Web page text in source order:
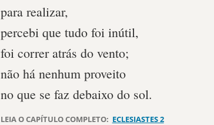
para realizar,
percebi que tudo foi inútil,
foi correr atrás do vento;
não há nenhum proveito
no que se faz debaixo do sol.
LEIA O CAPÍTULO COMPLETO: ECLESIASTES 2